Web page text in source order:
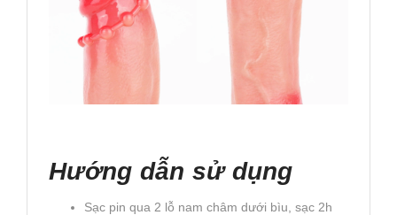
Hướng dẫn sử dụng
Sạc pin qua 2 lỗ nam châm dưới bìu, sạc 2h